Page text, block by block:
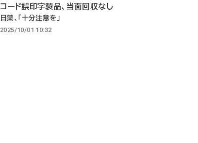
コード誤印字製品、当面回収なし
日薬、「十分注意を」
2025/10/01 10:32